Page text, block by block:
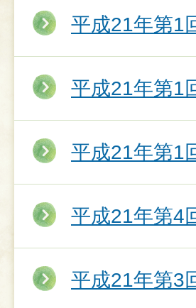
平成21年第1
平成21年第1
平成21年第1
平成21年第4
平成21年第3